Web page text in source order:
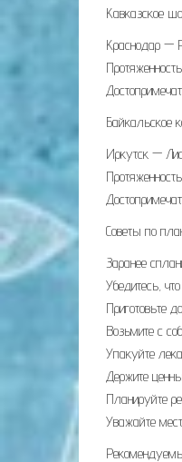
Кавказское
Краснодар —
Байкальское
Иркутск —
Советы по
Заранее
Убедитесь,
Приготовьте
Возьмите с
Упакуйте
Держите
Планируйте
Уважайте